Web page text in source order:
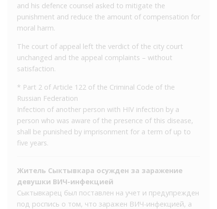
and his defence counsel asked to mitigate the
punishment and reduce the amount of compensation for
moral harm.
The court of appeal left the verdict of the city court
unchanged and the appeal complaints – without
satisfaction.
* Part 2 of Article 122 of the Criminal Code of the
Russian Federation
Infection of another person with HIV infection by a
person who was aware of the presence of this disease,
shall be punished by imprisonment for a term of up to
five years.
Житель Сыктывкара осужден за заражение
девушки ВИЧ-инфекцией
Cыктывкарец был поставлен на учет и предупрежден
пoд роспись о том, что заражен ВИЧ-инфекцией, а